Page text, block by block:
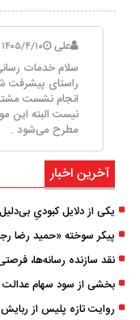
علی ۱۴۰۵/۴/۱۰
سلام خدمات
راستای پیشرفت
انجام نشست
نیست البته این
مطرح می‌شود .
آخرین اخبار
یکی از دلایل کبودیِ
نقد سازنده رسانه‌ها،
بخشی از سود سهام عدالت ۱۴۰۴ تا هفته دولت واریز می‌شود